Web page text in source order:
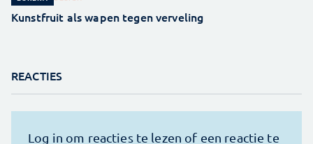
Kunstfruit als wapen tegen verveling
REACTIES